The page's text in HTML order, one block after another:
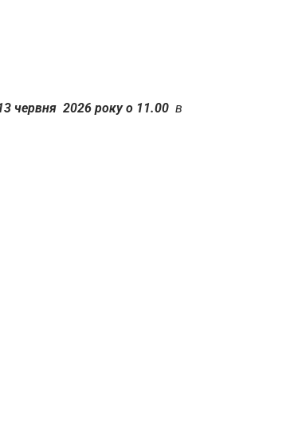
червня 2026 року о 11.00 в